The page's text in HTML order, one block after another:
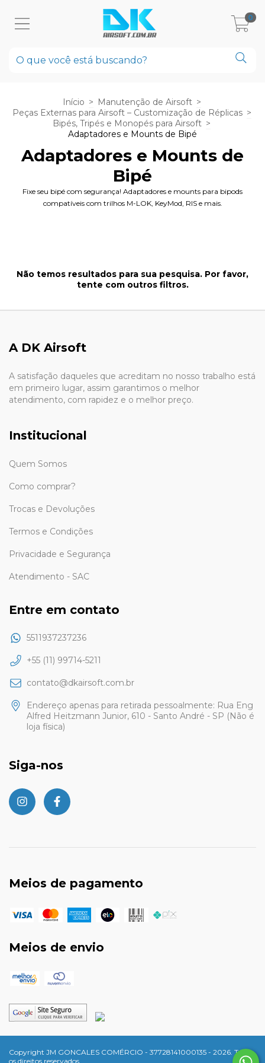
0
Início > Manutenção de Airsoft >
Peças Externas para Airsoft – Customização de Réplicas >
Bipés, Tripés e Monopés para Airsoft >
Adaptadores e Mounts de Bipé
Adaptadores e Mounts de
Bipé
Fixe seu bipé com segurança! Adaptadores e mounts para bipods
compatíveis com trilhos M-LOK, KeyMod, RIS e mais.
Não temos resultados para sua pesquisa. Por favor,
tente com outros filtros.
A DK Airsoft
A satisfação daqueles que acreditam no nosso trabalho está
em primeiro lugar, assim garantimos o melhor
atendimento, com rapidez e o melhor preço.
Institucional
Quem Somos
Como comprar?
Trocas e Devoluções
Termos e Condições
Privacidade e Segurança
Atendimento - SAC
Entre em contato
5511937237236
+55 (11) 99714-5211
contato@dkairsoft.com.br
Endereço apenas para retirada pessoalmente: Rua Eng
Alfred Heitzmann Junior, 610 - Santo André - SP (Não é
loja física)
Siga-nos
Meios de pagamento
Meios de envio
Copyright JM GONCALES COMÉRCIO - 37728141000135 - 2026. Todos
os direitos reservados.